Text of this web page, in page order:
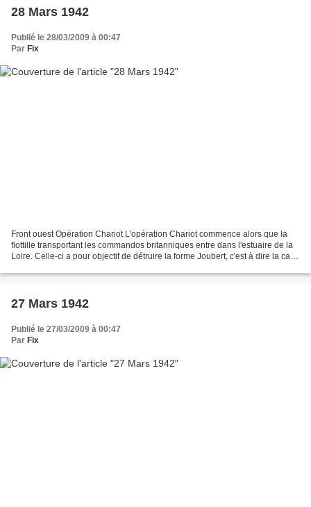
28 Mars 1942
Publié le 28/03/2009 à 00:47
Par Fix
Front ouest Opération Chariot L'opération Chariot commence alors que la
flottille transportant les commandos britanniques entre dans l'estuaire de la
Loire. Celle-ci a pour objectif de détruire la forme Joubert, c'est à dire la cale
27 Mars 1942
Publié le 27/03/2009 à 00:47
Par Fix